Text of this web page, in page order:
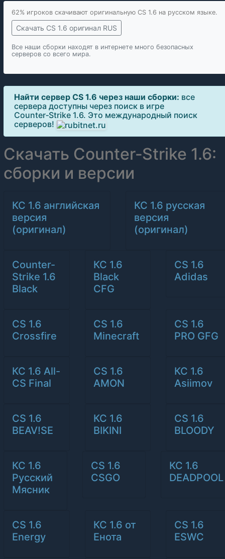
62% игроков скачивают оригинальную CS 1.6 на русском языке.
Скачать CS 1.6 оригинал RUS
Все наши сборки находят в интернете много безопасных
серверов со всего мира.
Найти сервер CS 1.6 через наши сборки: все
сервера доступны через поиск в игре
Counter‑Strike 1.6. Это международный поиск
серверов!
Скачать Counter‑Strike 1.6:
сборки и версии
КС 1.6 английская
версия
(оригинал)
КС 1.6 русская
версия
(оригинал)
Counter-
Strike 1.6
Black
КС 1.6
Black
CFG
CS 1.6
Adidas
CS 1.6
Crossfire
CS 1.6
Minecraft
CS 1.6
PRO GFG
КС 1.6 All-
CS Final
CS 1.6
AMON
КС 1.6
Asiimov
CS 1.6
BEAV!SE
КС 1.6
BIKINI
CS 1.6
BLOODY
КС 1.6
Русский
Мясник
CS 1.6
CSGO
КС 1.6
DEADPOOL
CS 1.6
Energy
КС 1.6 от
Енота
CS 1.6
ESWC